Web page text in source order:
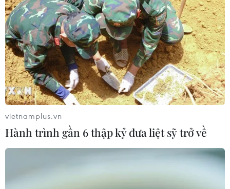
vietnamplus.vn
Hành trình gần 6 thập kỷ đưa liệt sỹ trở về